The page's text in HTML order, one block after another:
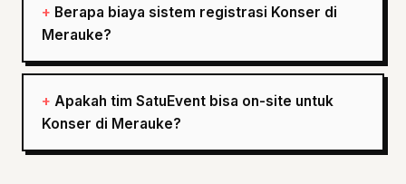
Berapa biaya sistem registrasi Konser di
Merauke?
Apakah tim SatuEvent bisa on-site untuk
Konser di Merauke?